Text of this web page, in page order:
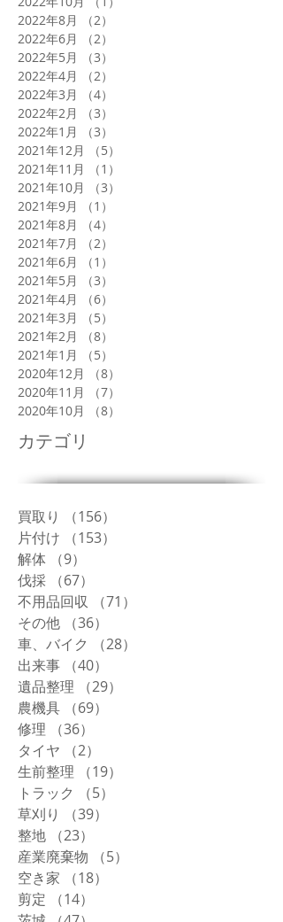
カテゴリ
2022年8月
（2）
2022年6月
（2）
2022年5月
（3）
2022年4月
（2）
2022年3月
（4）
2022年2月
（3）
2022年1月
（3）
2021年12月
（5）
2021年11月
（1）
2021年10月
（3）
2021年9月
（1）
2021年8月
（4）
2021年7月
（2）
2021年6月
（1）
2021年5月
（3）
2021年4月
（6）
2021年3月
（5）
2021年2月
（8）
2021年1月
（5）
2020年12月
（8）
2020年11月
（7）
2020年10月
（8）
買取り （156）
片付け
（153）
解体
（9）
伐採
（67）
不用品回収
（71）
その他
（36）
車、バイク
（28）
出来事
（40）
遺品整理
（29）
農機具
（69）
修理
（36）
タイヤ
（2）
生前整理
（19）
トラック
（5）
草刈り
（39）
整地
（23）
産業廃棄物
（5）
空き家
（18）
剪定
（14）